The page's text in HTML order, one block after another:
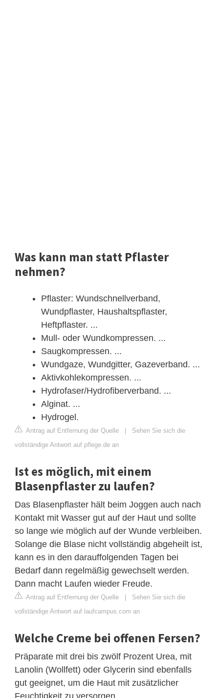
Was kann man statt Pflaster
nehmen?
Pflaster: Wundschnellverband,
Wundpflaster, Haushaltspflaster,
Heftpflaster. ...
Mull- oder Wundkompressen. ...
Saugkompressen. ...
Wundgaze, Wundgitter, Gazeverband. ...
Aktivkohlekompressen. ...
Hydrofaser/Hydrofiberverband. ...
Alginat. ...
Hydrogel.
Antrag auf Entfernung der Quelle | Sehen Sie sich die
vollständige Antwort auf pflege.de an
Ist es möglich, mit einem
Blasenpflaster zu laufen?
Das Blasenpflaster hält beim Joggen auch nach
Kontakt mit Wasser gut auf der Haut und sollte
so lange wie möglich auf der Wunde verbleiben.
Solange die Blase nicht vollständig abgeheilt ist,
kann es in den darauffolgenden Tagen bei
Bedarf dann regelmäßig gewechselt werden.
Dann macht Laufen wieder Freude.
Antrag auf Entfernung der Quelle | Sehen Sie sich die
vollständige Antwort auf laufcampus.com an
Welche Creme bei offenen Fersen?
Präparate mit drei bis zwölf Prozent Urea, mit
Lanolin (Wollfett) oder Glycerin sind ebenfalls
gut geeignet, um die Haut mit zusätzlicher
Feuchtigkeit zu versorgen.